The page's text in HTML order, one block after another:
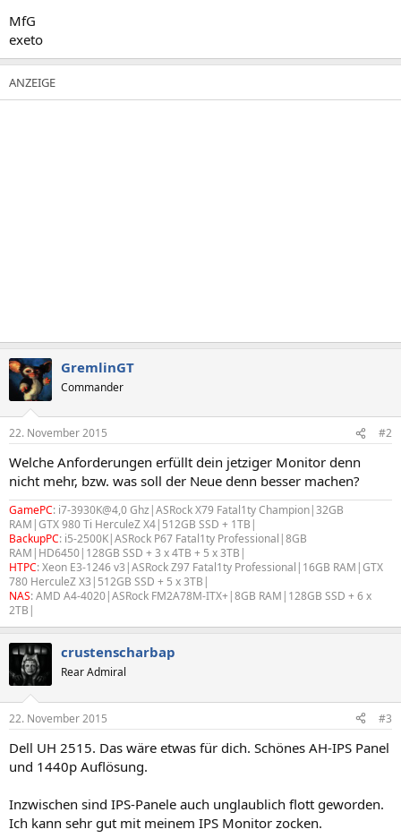
MfG
exeto
GremlinGT
Commander
22. November 2015 #2
Welche Anforderungen erfüllt dein jetziger Monitor denn
nicht mehr, bzw. was soll der Neue denn besser machen?
GamePC: i7-3930K@4,0 Ghz|ASRock X79 Fatal1ty Champion|32GB
RAM|GTX 980 Ti HerculeZ X4|512GB SSD + 1TB|
BackupPC: i5-2500K|ASRock P67 Fatal1ty Professional|8GB
RAM|HD6450|128GB SSD + 3 x 4TB + 5 x 3TB|
HTPC: Xeon E3-1246 v3|ASRock Z97 Fatal1ty Professional|16GB RAM|GTX
780 HerculeZ X3|512GB SSD + 5 x 3TB|
NAS: AMD A4-4020|ASRock FM2A78M-ITX+|8GB RAM|128GB SSD + 6 x
2TB|
crustenscharbap
Rear Admiral
22. November 2015 #3
Dell UH 2515. Das wäre etwas für dich. Schönes AH-IPS Panel
und 1440p Auflösung.
Inzwischen sind IPS-Panele auch unglaublich flott geworden.
Ich kann sehr gut mit meinem IPS Monitor zocken.